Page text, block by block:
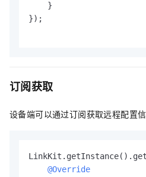
    }
});
订阅获取
设备端可以通过订阅获取远程配置信
@Override